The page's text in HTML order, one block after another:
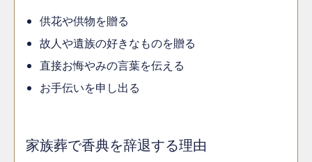
供花や供物を贈る
故人や遺族の好きなものを贈る
直接お悔やみの言葉を伝える
お手伝いを申し出る
家族葬で香典を辞退する理由